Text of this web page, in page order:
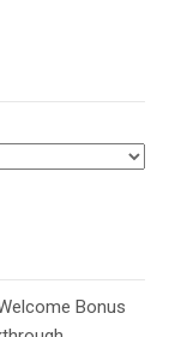
Bonus